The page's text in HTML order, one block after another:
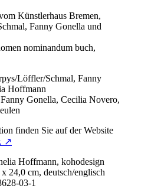
Künstlerhaus Bremen,
Fanny Gonella und
nominandum buch,
Löffler/Schmal, Fanny
Hoffmann
Gonella, Cecilia Novero,
finden Sie auf der Website
↗
Hoffmann, kohodesign
24,0 cm, deutsch/englisch
03-1